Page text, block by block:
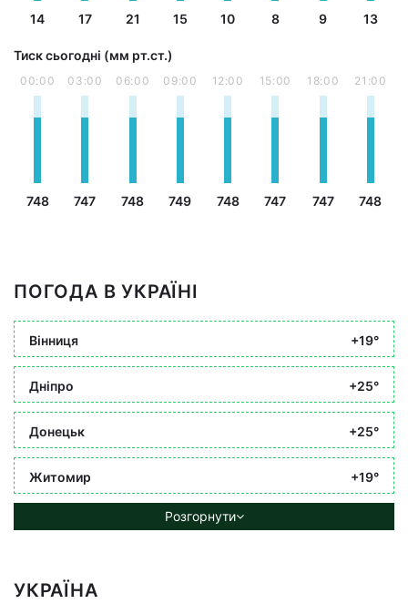
14 17 21 15 10 8 9 13
Тиск сьогодні (мм рт.ст.)
00:00
748
03:00
747
06:00
748
09:00
749
12:00
748
15:00
747
18:00
747
21:00
748
ПОГОДА В УКРАЇНІ
Вінниця +19°
Дніпро +25°
Донецьк +25°
Житомир +19°
Розгорнути
УКРАЇНА